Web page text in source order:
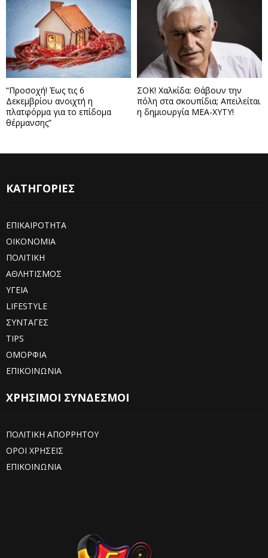
“Προσοχή! Έως τις 6
Δεκεμβρίου ανοιχτή η
πλατφόρμα για το επίδομα
θέρμανσης”
ΣΟΚ! Χαλκίδα: Θάβουν την
πόλη στα σκουπίδια; Απειλείται
η δημιουργία ΜΕΑ-ΧΥΤΥ!
ΚΑΤΗΓΟΡΙΕΣ
ΕΠΙΚΑΙΡΟΤΗΤΑ
ΟΙΚΟΝΟΜΙΑ
ΠΟΛΙΤΙΚΗ
ΑΘΛΗΤΙΣΜΟΣ
ΥΓΕΙΑ
LIFESTYLE
ΣΥΝΤΑΓΕΣ
TIPS
ΟΜΟΡΦΙΑ
ΕΠΙΚΟΙΝΩΝΙΑ
ΧΡΗΣΙΜΟΙ ΣΥΝΔΕΣΜΟΙ
ΠΟΛΙΤΙΚΗ ΑΠΟΡΡΗΤΟΥ
ΟΡΟΙ ΧΡΗΣΕΙΣ
ΕΠΙΚΟΙΝΩΝΙΑ